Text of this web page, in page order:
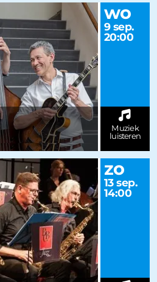
wo
9 sep.
20:00
Muziek
luisteren
zo
13 sep.
14:00